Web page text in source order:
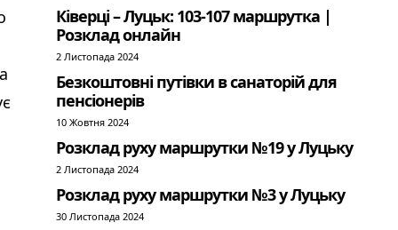
Ківерці – Луцьк: 103-107 маршрутка |
Розклад онлайн
2 Листопада 2024
Безкоштовні путівки в санаторій для
пенсіонерів
10 Жовтня 2024
Розклад руху маршрутки №19 у Луцьку
2 Листопада 2024
Розклад руху маршрутки №3 у Луцьку
30 Листопада 2024